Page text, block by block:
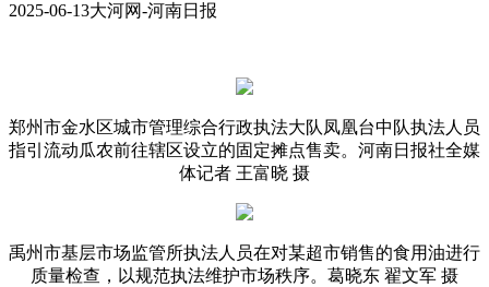
2025-06-13大河网-河南日报
郑州市金水区城市管理综合行政执法大队凤凰台中队执法人员
指引流动瓜农前往辖区设立的固定摊点售卖。河南日报社全媒
体记者 王富晓 摄
禹州市基层市场监管所执法人员在对某超市销售的食用油进行
质量检查，以规范执法维护市场秩序。葛晓东 翟文军 摄